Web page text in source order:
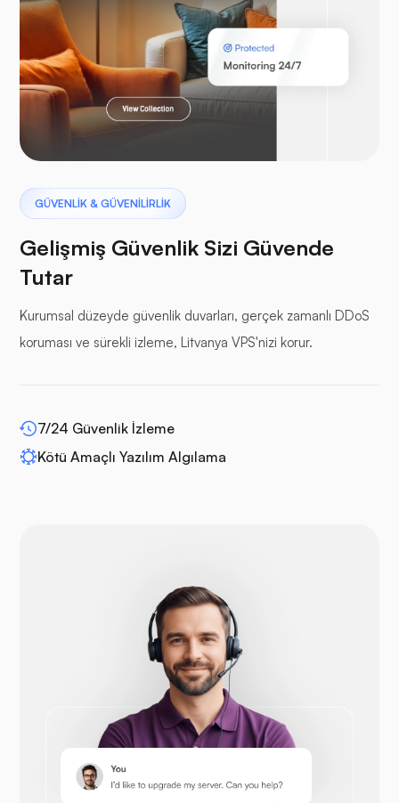
Laravel
Pterodaktil
tampon paneller
WP-genişletme
Açık Sepet
GÜVENLİK & GÜVENİLİRLİK
Gelişmiş Güvenlik Sizi Güvende
Tutar
Kurumsal düzeyde güvenlik duvarları, gerçek zamanlı DDoS
koruması ve sürekli izleme, Litvanya VPS'nizi korur.
7/24 Güvenlik İzleme
Kötü Amaçlı Yazılım Algılama